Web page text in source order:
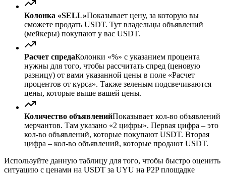
Колонка «SELL»Показывает цену, за которую вы
сможете продать USDT. Тут владельцы объявлений
(мейкеры) покупают у вас USDT.
Расчет спредаКолонки «%» с указанием процента
нужны для того, чтобы рассчитать спред (ценовую
разницу) от вами указанной цены в поле «Расчет
процентов от курса». Также зеленым подсвечиваются
цены, которые выше вашей цены.
Количество объявленийПоказывает кол-во объявлений
мерчантов. Там указано «2 цифры». Первая цифра – это
кол-во объявлений, которые покупают USDT. Вторая
цифра – кол-во объявлений, которые продают USDT.
Используйте данную таблицу для того, чтобы быстро оценить
ситуацию с ценами на USDT за UYU на P2P площадке